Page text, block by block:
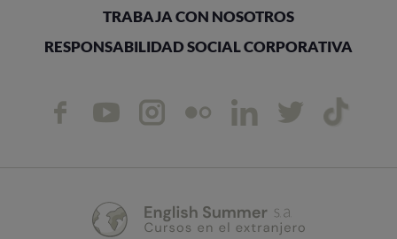
TRABAJA CON NOSOTROS
RESPONSABILIDAD SOCIAL CORPORATIVA